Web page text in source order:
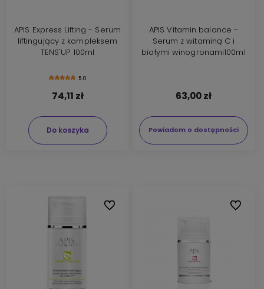
APIS Express Lifting - Serum
liftingujący z kompleksem
TENS'UP 100ml
5.0
74,11 zł
Do koszyka
APIS Vitamin balance -
Serum z witaminą C i
białymi winogronami100ml
63,00 zł
Powiadom o dostępności
Do ulubionych Do